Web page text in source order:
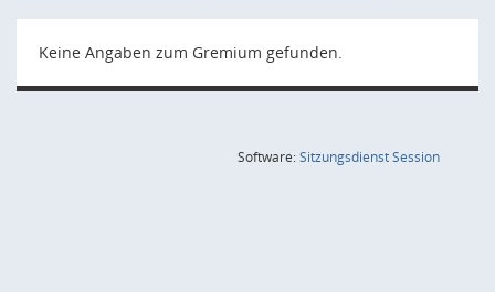
Keine Angaben zum Gremium gefunden.
Software:SitzungsdienstSession(Wird in